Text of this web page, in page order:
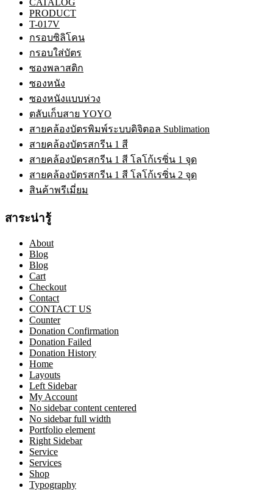
PRODUCT
T-017V
กรอบซิลิโคน
กรอบใส่บัตร
ซองพลาสติก
ซองหนัง
ซองหนังแบบห่วง
ตลับเก็บสาย YOYO
สายคล้องบัตรพิมพ์ระบบดิจิตอล Sublimation
สายคล้องบัตรสกรีน 1 สี
สายคล้องบัตรสกรีน 1 สี โลโก้เรซิ่น 1 จุด
สายคล้องบัตรสกรีน 1 สี โลโก้เรซิ่น 2 จุด
สินค้าพรีเมี่ยม
สาระน่ารู้
About
Blog
Blog
Cart
Checkout
Contact
CONTACT US
Counter
Donation Confirmation
Donation Failed
Donation History
Home
Layouts
Left Sidebar
My Account
No sidebar content centered
No sidebar full width
Portfolio element
Right Sidebar
Service
Services
Shop
Typography